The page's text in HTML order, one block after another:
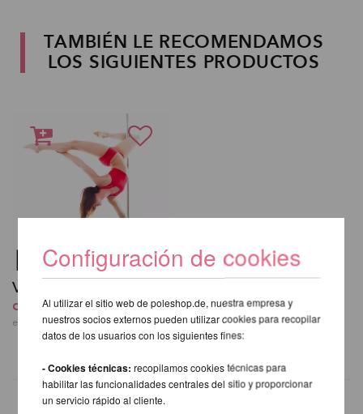
TAMBIÉN LE RECOMENDAMOS
LOS SIGUIENTES PRODUCTOS
Vale regalo
desde 0,00 EUR
exkl. gastos de envio
Configuración de cookies
Al utilizar el sitio web de poleshop.de, nuestra empresa y
nuestros socios externos pueden utilizar cookies para recopilar
datos de los usuarios con los siguientes fines:
- Cookies técnicas:recopilamos cookies técnicas para
habilitar las funcionalidades centrales del sitio y proporcionar
un servicio rápido al cliente.